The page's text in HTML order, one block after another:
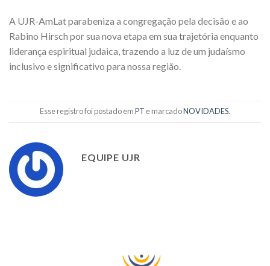
A UJR-AmLat parabeniza a congregação pela decisão e ao
Rabino Hirsch por sua nova etapa em sua trajetória enquanto
liderança espiritual judaica, trazendo a luz de um judaísmo
inclusivo e significativo para nossa região.
Esse registro foi postado emPT e marcadoNOVIDADES.
EQUIPE UJR